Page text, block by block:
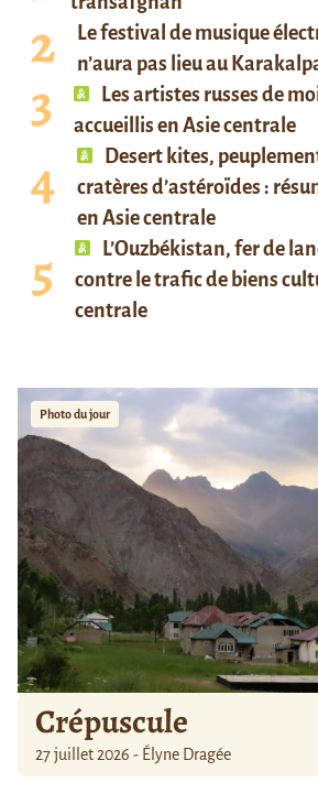
Le festival de musique
n’aura pas lieu au
Les artistes russes de
accueillis en Asie centrale
Desert kites,
cratères d’astéroïdes :
en Asie centrale
L’Ouzbékistan, fer de
contre le trafic de biens
centrale
Photo du jour
Crépuscule
27 juillet 2026 - Élyne Dragée